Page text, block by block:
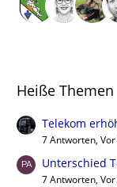
Heiße Themen
Telekom
7 Antworten,
Unterschied
7 Antworten,